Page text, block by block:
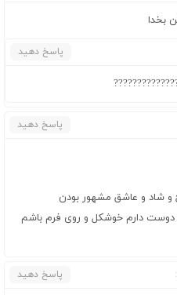
بخدا
پاسخ دهید
پاسخ دهید
شاد و عاشق مشهور بودن
دارم خوشکل و روی فرم باشم
پاسخ دهید